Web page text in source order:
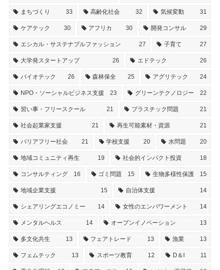
まちづくり 33 高齢化社会 32 気候変動 31
ケアテック 30 アフリカ 30 開発コンサル 29
エシカル・サステナブルファッション 27 子育て 27
大学発スタートアップ 26 エドテック 26
バイオテック 26 森林保全 25 アグリテック 24
NPO・ソーシャルビジネス支援 23 グリーンテクノロジー 22
習い事・フリースクール 21 プラスチック問題 21
社会起業家支援 21 再生可能素材・資源 21
バリアフリー社会 21 学校支援 20 水問題 20
地域コミュニティ再生 19 社会的インパクト投資 18
コンサルティング 16 ゴミ問題 15 生物多様性保護 15
地域企業支援 15 自治体支援 14
シェアリングエコノミー 14 女性のエンパワーメント 14
メンタルヘルス 14 オープンイノベーション 13
多文化共生 13 フェアトレード 13 漁業 13
フェムテック 13 スポーツ教育 12 D＆I 11